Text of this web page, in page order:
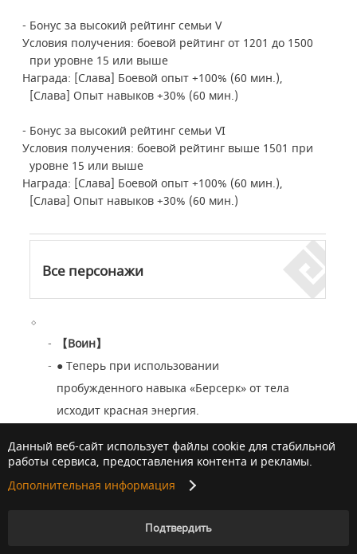
- Бонус за высокий рейтинг семьи V
Условия получения: боевой рейтинг от 1201 до 1500
при уровне 15 или выше
Награда: [Слава] Боевой опыт +100% (60 мин.),
[Слава] Опыт навыков +30% (60 мин.)
- Бонус за высокий рейтинг семьи VI
Условия получения: боевой рейтинг выше 1501 при
уровне 15 или выше
Награда: [Слава] Боевой опыт +100% (60 мин.),
[Слава] Опыт навыков +30% (60 мин.)
Все персонажи
【Воин】
●Теперь при использовании
пробужденного навыка «Берсерк» от тела
исходит красная энергия.
【Темный рыцарь】
●Описание и клавиши навыков «Предел:
Жестокий разрез» и «Абсолют: Жестокий
Данный веб-сайт использует файлы cookie для стабильной
работы сервиса, предоставления контента и рекламы.
Дополнительная информация
Подтвердить